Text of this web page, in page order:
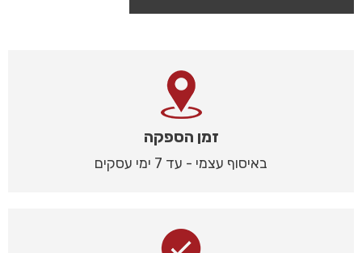
זמן הספקה
באיסוף עצמי - עד 7 ימי עסקים